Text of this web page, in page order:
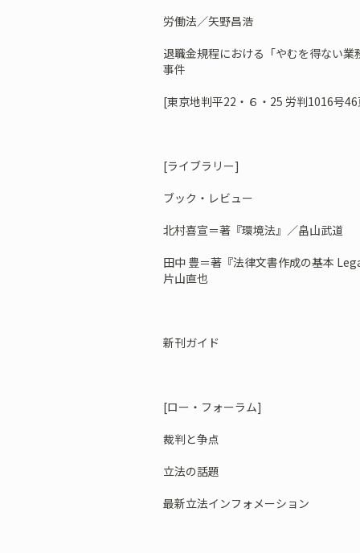
労働法／矢野昌浩
退職金規程における「やむを得ない業
事件
[東京地判平22・６・25 労判1016号
[ライブラリー]
ブック・レビュー
北村喜宣＝著『環境法』／畠山武道
田中 豊＝著『法律文書作成の基本
片山直也
新刊ガイド
[ロー・フォーラム]
裁判と争点
立法の話題
最新立法インフォメーション